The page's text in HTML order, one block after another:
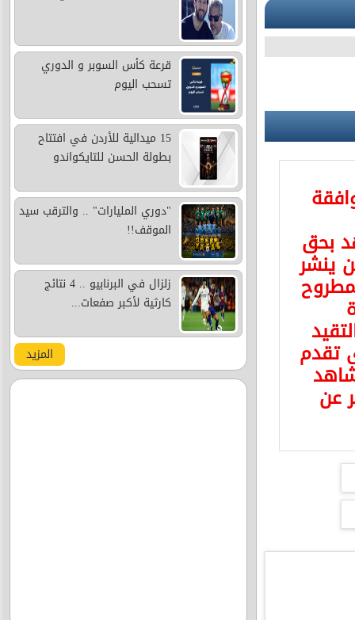
بحق
ينشر
تقدم
عن
قرعة كأس السوبر و الدوري
تسحب اليوم
15 ميدالية للأردن في افتتاح
بطولة الحسن للتايكواندو
"دوري المليارات" .. والترقب سيد
الموقف!!
زلزال في البرنابيو .. 4 نتائج
كارثية لأكبر صفعات...
المزيد